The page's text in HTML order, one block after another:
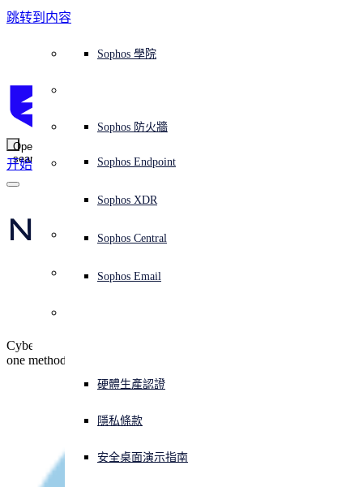
跳转到内容
Open
search
开始
Open search
简体中文
平台概覽Sophos Central
Sophos AI
整合 marketplace 市集
威脅情報
免費試用
端點保護（下一代防毒軟體）
伺服器防護
Mobile Security
安全營運
XDR - 擴展式偵測與回應
身分識別安全
ITDR - 身分識別威脅偵測與回應
網路安全與基礎架構
下一代防火牆 (NGFW)
網路交換機
無線存取點
Workspace Protection
Workspace Protection
零信任網路存取 (ZTNA)
DNS 防護 (DNS Protection)
Email Monitoring System
Email Security
電子郵件與網路釣魚防護
雲端工作負載防護
託管式服務MDR - 託管式偵測與回應
漏洞管理（託管式風險）
諮詢服務概覽
專業服務
營運支援
免費工具
NIST 評估
使用案例全天候守護我的組織
保障遠端與混合辦公員工的安全
應對網路保險要求
保護我的 Microsoft 環境
啟用雲端原生安全性
所有解決方案
教育
政府部門
醫療保健
製造業
零售業
為什麼選擇 Sophos？
獎項與榮譽
競爭對手比較
公司
媒體
職位空缺
信任中心
信任中心概覽
安全設計
負責任的披露
ESG
企業政策
網路安全指引
硬體生產認證
隱私條款
安全桌面演示指南
Sophos 合作夥伴
Partner Program 合作夥伴計畫
Partner care 支援
合作夥伴培訓
合作夥伴部落格
通路合作夥伴
OEM
整合和 API
威脅情報X-Ops 威脅研究
AI 研究
威脅檔案
威脅資料庫
威脅研究部落格
檢視所有資源
案例研究
報告
線上研討會
白皮書
影片
部落格
Sophos 部落格
AI 研究
安全營運
合作夥伴部落格
獲得協助（支援）
緊急事件回應
支援計劃
客戶成功
技術客戶經理（TAM）
聯絡 Sophos 支援
聯絡 Partner Care
下載及更新
Sophos 狀態頁面
安全公告
提交威脅
產品支援
產品文件
Sophos 防火牆
Sophos Endpoint
Sophos XDR
Sophos Central
Sophos Email
培訓
Sophos 學院
Naked Security Live –
Lessons beyond
ransomware
Cybercrime isn't about just one sort of attack, one type of crook, or
one method of protection!